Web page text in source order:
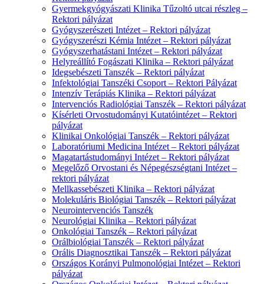
Gyermekgyógyászati Klinika Tűzoltó utcai részleg –
Rektori pályázat
Gyógyszerészeti Intézet – Rektori pályázat
Gyógyszerészi Kémia Intézet – Rektori pályázat
Gyógyszerhatástani Intézet – Rektori pályázat
Helyreállító Fogászati Klinika – Rektori pályázat
Idegsebészeti Tanszék – Rektori pályázat
Infektológiai Tanszéki Csoport – Rektori Pályázat
Intenzív Terápiás Klinika – Rektori pályázat
Intervenciós Radiológiai Tanszék – Rektori pályázat
Kísérleti Orvostudományi Kutatóintézet – Rektori
pályázat
Klinikai Onkológiai Tanszék – Rektori pályázat
Laboratóriumi Medicina Intézet – Rektori pályázat
Magatartástudományi Intézet – Rektori pályázat
Megelőző Orvostani és Népegészségtani Intézet –
rektori pályázat
Mellkassebészeti Klinika – Rektori pályázat
Molekuláris Biológiai Tanszék – Rektori pályázat
Neurointervenciós Tanszék
Neurológiai Klinika – Rektori pályázat
Onkológiai Tanszék – Rektori pályázat
Orálbiológiai Tanszék – Rektori pályázat
Orális Diagnosztikai Tanszék – Rektori pályázat
Országos Korányi Pulmonológiai Intézet – Rektori
pályázat